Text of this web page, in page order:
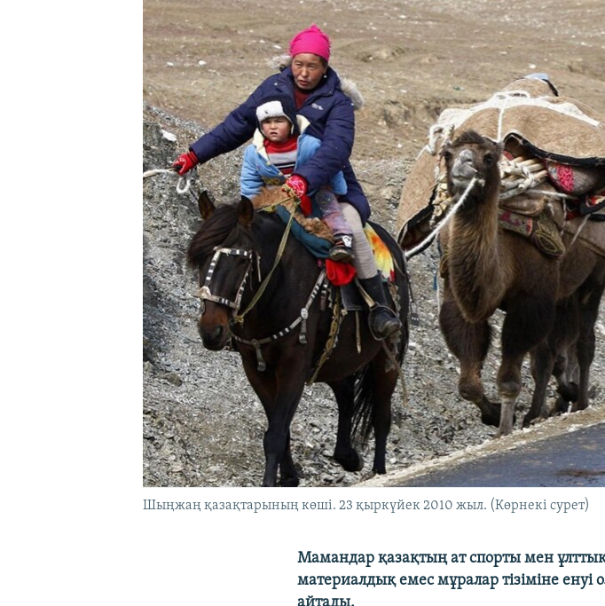
Шыңжаң қазақтарының көші. 23 қыркүйек 2010 жыл. (Көрнекі сурет)
Мамандар қазақтың ат спорты мен
материалдық емес мұралар тізіміне